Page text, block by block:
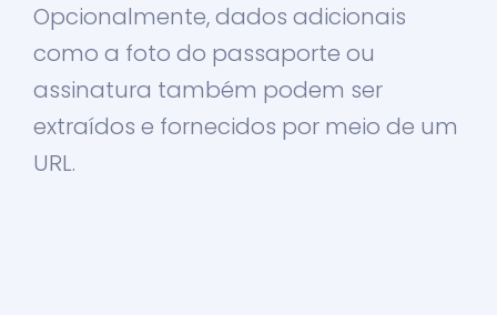
Opcionalmente, dados adicionais
como a foto do passaporte ou
assinatura também podem ser
extraídos e fornecidos por meio de um
URL.